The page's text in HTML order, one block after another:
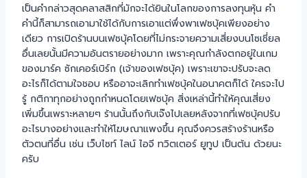
เป็นคำกล่าวสุดคลาสสิกที่มักจะได้ยินในโลกของการลงทุนหุ้น คำ
คำนี้ก็สามารถเอามาใช้ได้กับการเอาแต่พึ่งพาเฟซบุ้คเพียงอย่าง
เดียว การเปิดร้านบนเฟซบุ้คโดยที่ไม่กระจายความเสี่ยงบนโซเชี่ยล
อื่นเลยนั้นมีความอันตรายอย่างมาก เพราะคุณกำลังตกอยู่ในเกม
ของมาร์ค ซักเคอร์เบิร์ก (เจ้าของเฟซบุ้ค) เพราะเขาจะปรับจะลด
อะไรก็ได้ตามใจชอบ หรืออาจะเลิกทำเฟซบุ้คในอนาคตก็ได้ ใครจะไป
รู้ กติกาทุกอย่างถูกกำหนดโดยเฟซบุ้ค สิ่งเหล่านี้ทำให้คุณเสี่ยง
เพิ่มขึ้นเพราะหลายๆ ร้านนั้นถึงกับเจ๊งไปเลยหลังจากที่เฟซบุ้คปรับ
อะไรบางอย่างและทำให้โฆษณาแพงขึ้น คุณจึงควรสร้างร้านหรือ
ตัวตนที่อื่น เช่น เว็บไซท์ ไลน์ ไอจี ทวิตเตอร์ ยูทูป เป็นต้น ด้วยนะ
ครับ